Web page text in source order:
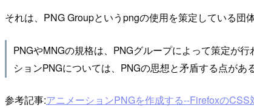
それは、PNG Groupというpngの使用を策定している団
PNGやMNGの規格は、PNGグループによって策定が
ションPNGについては、PNGの思想と矛盾する点が
参考記事:アニメーションPNGを作成する--FirefoxのCSS